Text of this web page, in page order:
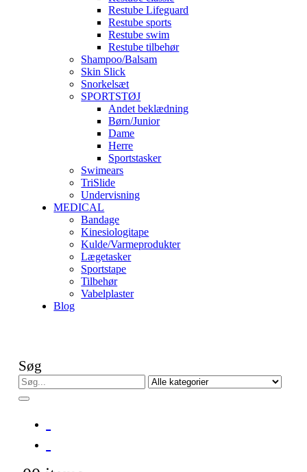
Restube Lifeguard
Restube sports
Restube swim
Restube tilbehør
Shampoo/Balsam
Skin Slick
Snorkelsæt
SPORTSTØJ
Andet beklædning
Børn/Junior
Dame
Herre
Sportstasker
Swimears
TriSlide
Undervisning
MEDICAL
Bandage
Kinesiologitape
Kulde/Varmeprodukter
Lægetasker
Sportstape
Tilbehør
Vabelplaster
Blog
Søg